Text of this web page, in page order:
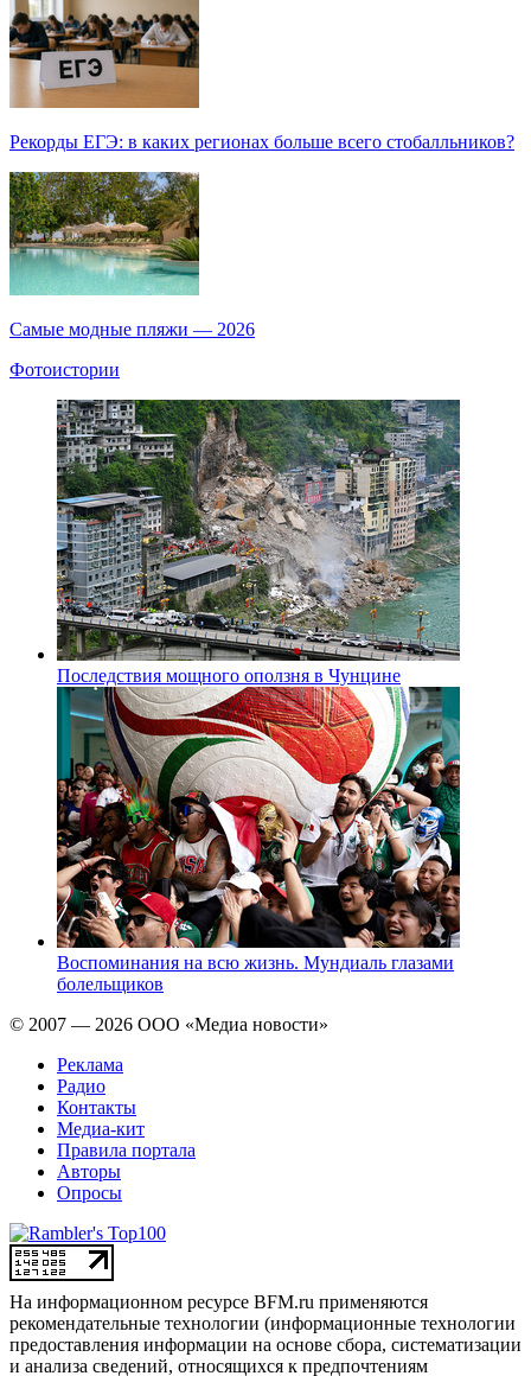
Рекорды ЕГЭ: в каких регионах больше всего стобалльников?
Самые модные пляжи — 2026
Фотоистории
Последствия мощного оползня в Чунцине
Воспоминания на всю жизнь. Мундиаль глазами
болельщиков
© 2007 — 2026 ООО «Медиа новости»
Реклама
Радио
Контакты
Медиа-кит
Правила портала
Авторы
Опросы
На информационном ресурсе BFM.ru применяются
рекомендательные технологии (информационные технологии
предоставления информации на основе сбора, систематизации
и анализа сведений, относящихся к предпочтениям